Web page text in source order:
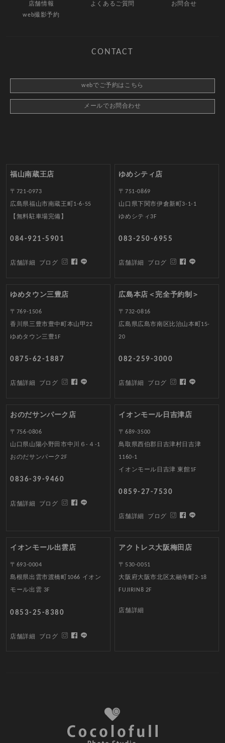
店舗情報
よくあるご質問
お問合せ
web撮影予約
CONTACT
webでご予約はこちら
メールでお問合わせ
福山南蔵王店
〒721-0973
広島県福山市南蔵王町1-6-55
【無料駐車場完備】
084-921-5901
店舗詳細 ブログ
ゆめシティ店
〒751-0869
山口県下関市伊倉新町3-1-1
ゆめシティ3F
083-250-6955
店舗詳細 ブログ
ゆめタウン三豊店
〒769-1506
香川県三豊市豊中町本山甲22
ゆめタウン三豊1F
0875-62-1887
店舗詳細 ブログ
広島本店＜完全予約制＞
〒732-0816
広島県広島市南区比治山本町15-
20
082-259-3000
店舗詳細 ブログ
おのだサンパーク店
〒756-0806
山口県山陽小野田市中川６-４-1
おのだサンパーク2F
0836-39-9460
店舗詳細 ブログ
イオンモール日吉津店
〒689-3500
鳥取県西伯郡日吉津村日吉津
1160-1
イオンモール日吉津 東館1F
0859-27-7530
店舗詳細 ブログ
イオンモール出雲店
〒693-0004
島根県出雲市渡橋町1066 イオン
モール出雲 3F
0853-25-8380
店舗詳細 ブログ
アクトレス大阪梅田店
〒530-0051
大阪府大阪市北区太融寺町2-18
FUJIRIN8 2F
店舗詳細